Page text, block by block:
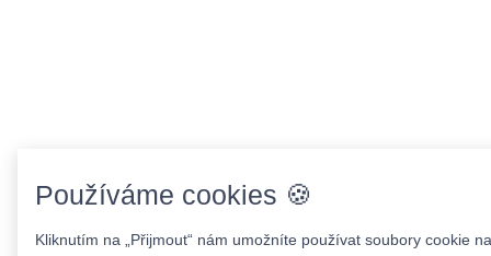
Používáme cookies 🍪
Kliknutím na „Přijmout“ nám umožníte používat soubory cookie